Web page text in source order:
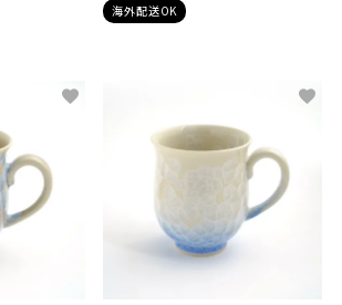
海外配送OK